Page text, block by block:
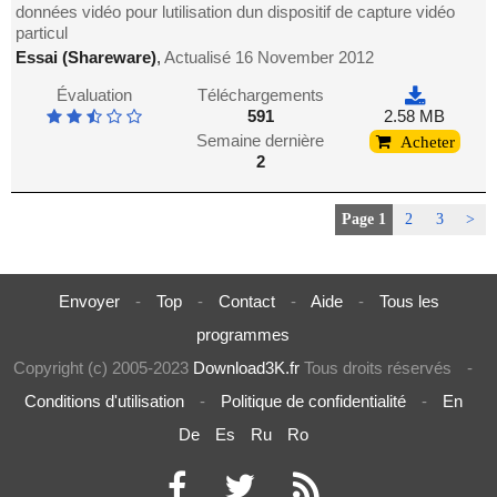
données vidéo pour lutilisation dun dispositif de capture vidéo
particul
Essai (Shareware),Actualisé 16 November 2012
Évaluation
Téléchargements
591
Semaine dernière
2
2.58 MB
Acheter
Page 1 2 3 >
Envoyer - Top - Contact - Aide -
Tous les
programmes
Copyright (c) 2005-2023 Download3K.fr Tous droits réservés
-
Conditions d'utilisation
- Politique de confidentialité -
En
De
Es Ru Ro